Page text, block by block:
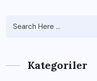
Kategoriler